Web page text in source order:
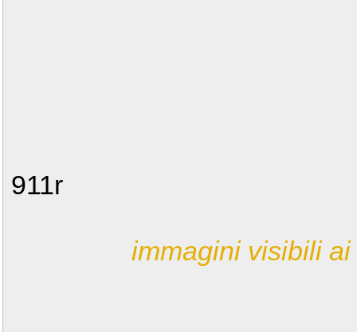
911r
immagini visibili